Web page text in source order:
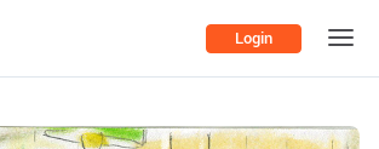
Login